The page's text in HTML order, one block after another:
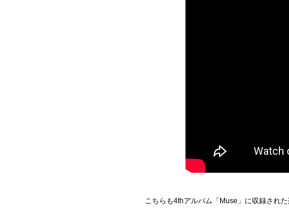
こちらも4thアルバム「Muse」に収録され